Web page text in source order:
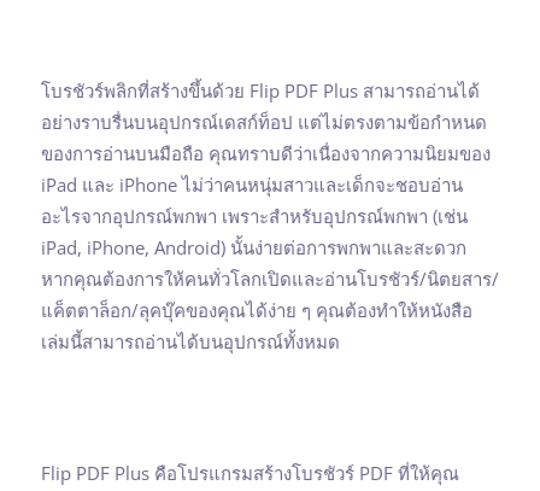
โบรชัวร์พลิกที่สร้างขึ้นด้วย Flip PDF Plus สามารถอ่านได้
อย่างราบรื่นบนอุปกรณ์เดสก์ท็อป แต่ไม่ตรงตามข้อกำหนด
ของการอ่านบนมือถือ คุณทราบดีว่าเนื่องจากความนิยมของ
iPad และ iPhone ไม่ว่าคนหนุ่มสาวและเด็กจะชอบอ่าน
อะไรจากอุปกรณ์พกพา เพราะสำหรับอุปกรณ์พกพา (เช่น
iPad, iPhone, Android) นั้นง่ายต่อการพกพาและสะดวก
หากคุณต้องการให้คนทั่วโลกเปิดและอ่านโบรชัวร์/นิตยสาร/
แค็ตตาล็อก/ลุคบุ๊คของคุณได้ง่าย ๆ คุณต้องทำให้หนังสือ
เล่มนี้สามารถอ่านได้บนอุปกรณ์ทั้งหมด
Flip PDF Plus คือโปรแกรมสร้างโบรชัวร์ PDF ที่ให้คุณ